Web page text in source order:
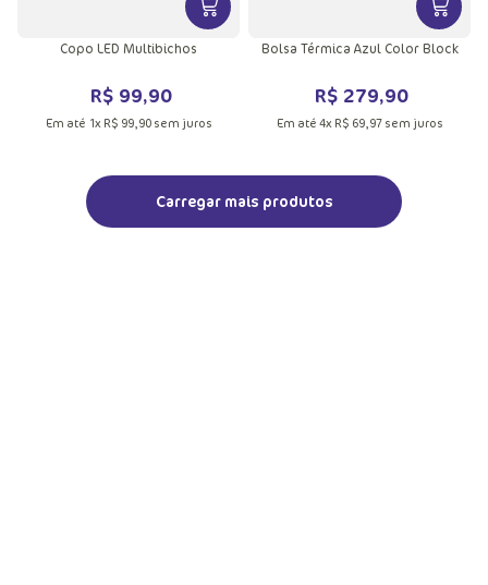
VER MAIS INFORMAÇÕES DO
Copo LED Multibichos
R$ 99,90
Em até 1x R$ 99, 90sem juros
VER
Bolsa Térmica Azul Color Block
R$ 279,90
Em até 4x R$ 69, 97sem juros